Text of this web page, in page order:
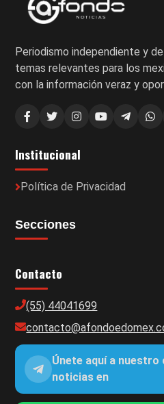
Periodismo independiente y
temas relevantes para los
con la información veraz y
Institucional
Política de Privacidad
Secciones
Contacto
(55) 44041699
Únete aquí a nuestro
noticias en